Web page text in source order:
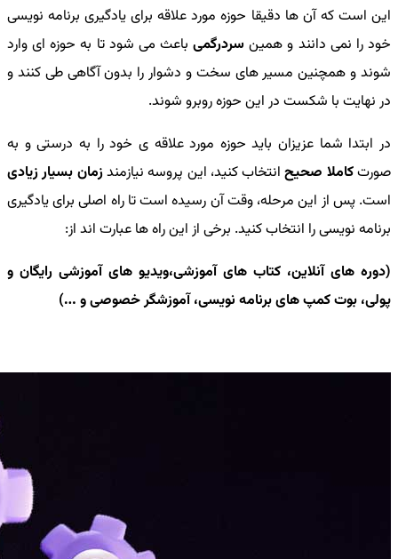
این است که آن ها دقیقا حوزه مورد علاقه برای یادگیری برنامه نویسی
خود را نمی دانند و همین سردرگمی باعث می شود تا به حوزه ای وارد
شوند و همچنین مسیر های سخت و دشوار را بدون آگاهی طی کنند و
در نهایت با شکست در این حوزه روبرو شوند.
در ابتدا شما عزیزان باید حوزه مورد علاقه ی خود را به درستی و به
صورتکاملا صحیح انتخاب کنید، این پروسه نیازمندزمان بسیار زیادی
است. پس از این مرحله، وقت آن رسیده است تا راه اصلی برای یادگیری
برنامه نویسی را انتخاب کنید. برخی از این راه ها عبارت اند از:
(دوره های آنلاین، کتاب های آموزشی،ویدیو های آموزشی رایگان و
پولی، بوت کمپ های برنامه نویسی، آموزشگر خصوصی و …)